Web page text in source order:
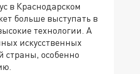
в Краснодарском
больше выступать в
технологии. А
искусственных
страны, особенно